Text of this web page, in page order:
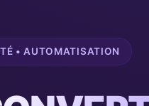
• AUTOMATISATION